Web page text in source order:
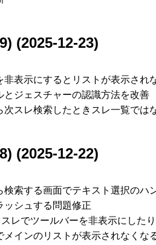
(2025-12-23)
非表示にするとリストが表示され
とジェスチャーの認識方法を改善
次スレ検索したときスレ一覧では
(2025-12-22)
検索する画面でテキスト選択のハ
ッシュする問題修正
レでツールバーを非表示にした
メインのリストが表示されなくな